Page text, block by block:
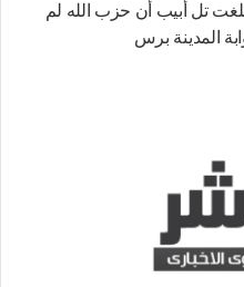
تل أبيب أن حزب الله لم
المدينة برس